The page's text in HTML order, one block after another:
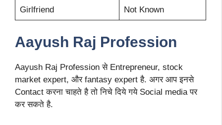
Girlfriend Not Known
Aayush Raj Profession
Aayush Raj Profession से Entrepreneur, stock
market expert, और fantasy expert है. अगर आप इनसे
Contact करना चाहते है तो निचे दिये गये Social media पर
कर सकते है.